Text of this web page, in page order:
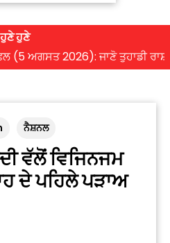
ਹੁਣੇ ਹੁਣੇ
ਅਗਸਤ 2026): ਜਾਣੋ ਤੁਹਾਡੀ ਰਾਸ਼ੀ
ਨੈਸ਼ਨਲ
ਵੱਲੋਂ ਵਿਜਿਨਜਮ
ਦੇ ਪਹਿਲੇ ਪੜਾਅ